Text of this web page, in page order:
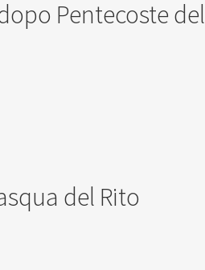
Pentecoste del
del Rito